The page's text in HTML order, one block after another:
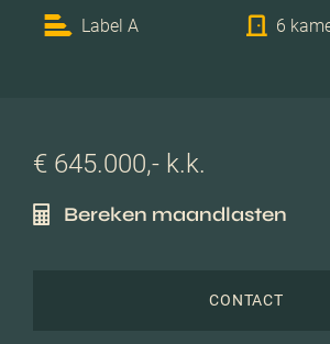
Label A 6
€ 645.000,- k.k.
Bereken maandlasten
CONTACT